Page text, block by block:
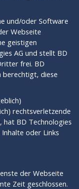
und/oder Software
Webseite
geistigen
AG und stellt BD
frei. BD
berechtigt, diese
rechtsverletzende
hat BD Technologies
oder Links
der Webseite
Zeit geschlossen.